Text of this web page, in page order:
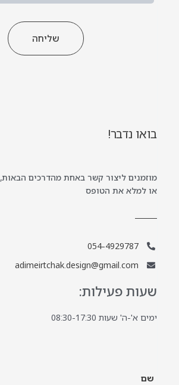
שליחה
בואו נדבר!
מוזמנים ליצור קשר באחת מהדרכים הבאות,
או למלא את הטופס
054-4929787
adimeirtchak.design@gmail.com
שעות פעילות:
ימים א'-ה' שעות 08:30-17:30
שם